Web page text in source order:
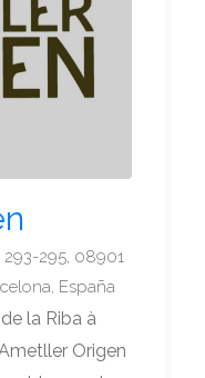
293-295, 08901
España
la Riba à
Origen